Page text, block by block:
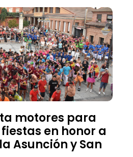
motores para
en honor a
Asunción y San